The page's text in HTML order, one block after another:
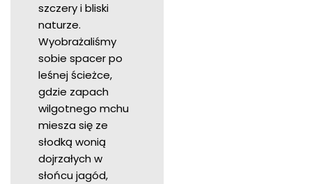
szczery i bliski
naturze.
Wyobrażaliśmy
sobie spacer po
leśnej ścieżce,
gdzie zapach
wilgotnego mchu
miesza się ze
słodką wonią
dojrzałych w
słońcu jagód,